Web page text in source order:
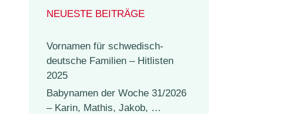
NEUESTE BEITRÄGE
Vornamen für schwedisch-
deutsche Familien – Hitlisten
2025
Babynamen der Woche 31/2026
– Karin, Mathis, Jakob, …